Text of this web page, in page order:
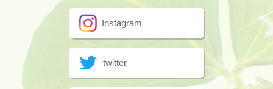
Instagram
twitter